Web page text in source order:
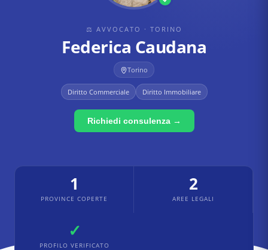
⚖ AVVOCATO · TORINO
Federica Caudana
Torino
Diritto Commerciale Diritto Immobiliare
Richiedi consulenza →
1
PROVINCE COPERTE
2
AREE LEGALI
✓
PROFILO VERIFICATO